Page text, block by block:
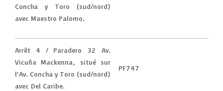
Concha y Toro (sud/nord)
avec Maestro Palomo.
Arrêt 4 / Paradero 32 Av.
Vicuña Mackenna, situé sur
l’Av. Concha y Toro (sud/nord)
avec Del Caribe.
PF747